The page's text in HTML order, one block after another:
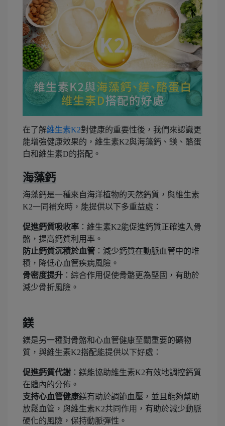
在了解維生素K2對健康的重要性後，我們來認識更
能增強健康效果的，維生素K2與海藻鈣、鎂、酪蛋
白和維生素D的搭配。
海藻鈣
海藻鈣是一種來自海洋植物的天然鈣質，與維生素
K2一同補充時，能提供以下多重益處：
促進鈣質吸收率 ：維生素K2能促進鈣質正確進入骨
骼，提高鈣質利用率。
防止鈣質沉積於血管 ：減少鈣質在動脈血管中的堆
積，降低心血管疾病風險。
骨密度提升 ：綜合作用促使骨骼更為堅固，有助於
減少骨折風險。
鎂
鎂是另一種對骨骼和心血管健康至關重要的礦物
質，與維生素K2搭配能提供以下好處：
促進鈣質代謝 ：鎂能協助維生素K2有效地調控鈣質
在體內的分佈。
支持心血管健康鎂有助於調節血壓，並且能夠幫助
放鬆血管，與維生素K2共同作用，有助於減少動脈
硬化的風險，保持動脈彈性。